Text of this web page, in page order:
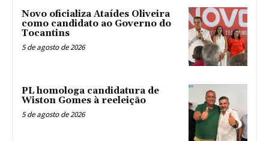
Novo oficializa Ataídes Oliveira
como candidato ao Governo do
Tocantins
5 de agosto de 2026
PL homologa candidatura de
Wiston Gomes à reeleição
5 de agosto de 2026